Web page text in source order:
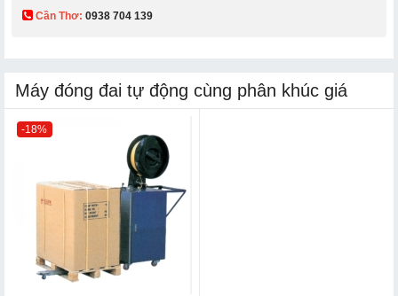
Cần Thơ: 0938 704 139​
Máy đóng đai tự động cùng phân khúc giá
-18%